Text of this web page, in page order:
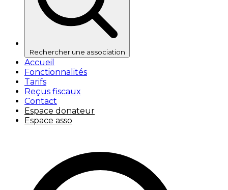
Rechercher une association
Accueil
Fonctionnalités
Tarifs
Reçus fiscaux
Contact
Espace donateur
Espace asso